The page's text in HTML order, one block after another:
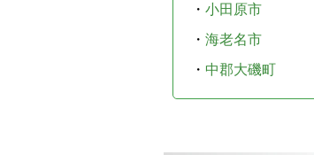
・ 小田原市
・ 海老名市
・ 中郡大磯町